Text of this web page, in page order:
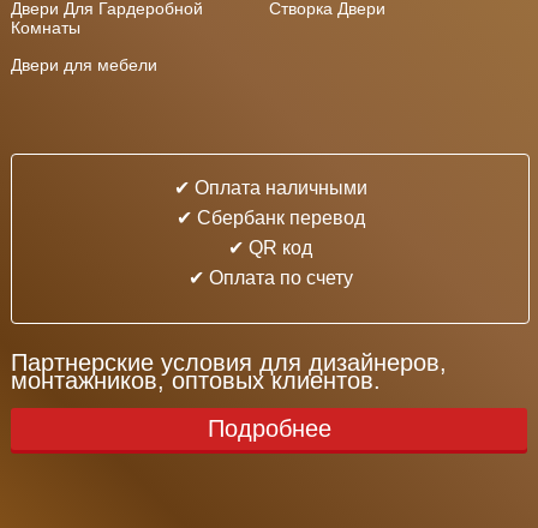
Двери Для Гардеробной
Комнаты
Створка Двери
Двери для мебели
✔ Оплата наличными
✔ Cбербанк перевод
✔ QR код
✔ Оплата по счету
Партнерские условия для дизайнеров,
монтажников, оптовых клиентов.
Подробнее